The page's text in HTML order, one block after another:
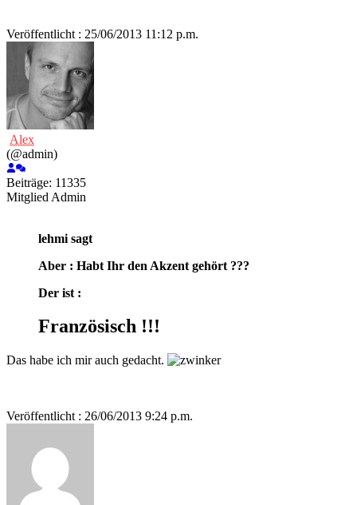
Veröffentlicht : 25/06/2013 11:12 p.m.
Alex
(@admin)
Beiträge: 11335
Mitglied Admin
lehmi sagt
Aber : Habt Ihr den Akzent gehört ???
Der ist :
Französisch !!!
Das habe ich mir auch gedacht.
Veröffentlicht : 26/06/2013 9:24 p.m.